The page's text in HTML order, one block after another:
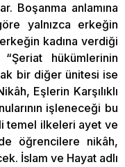
Boşanma anlamına
yalnızca erkeğin
kadına verdiği
hükümlerinin
bir diğer ünitesi ise
Eşlerin Karşılıklı
işleneceği bu
temel ilkeleri ayet ve
öğrencilere nikâh,
İslam ve Hayat adlı